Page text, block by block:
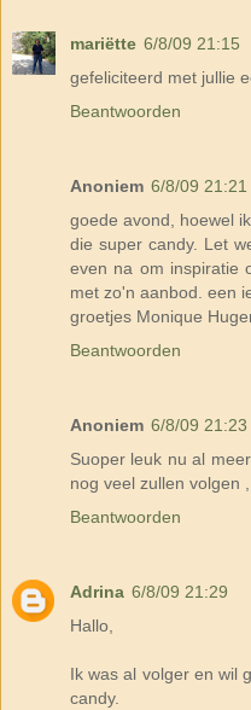
mariëtte 6/8/09 21:15
gefeliciteerd met jullie
Beantwoorden
Anoniem 6/8/09 21:21
goede avond, hoewel
die super candy. Let
even na om inspiratie
met zo'n aanbod. een
groetjes Monique
Beantwoorden
Anoniem 6/8/09 21:23
Suoper leuk nu al
nog veel zullen volgen
Beantwoorden
Adrina 6/8/09 21:29
Hallo,
Ik was al volger en wil
candy.